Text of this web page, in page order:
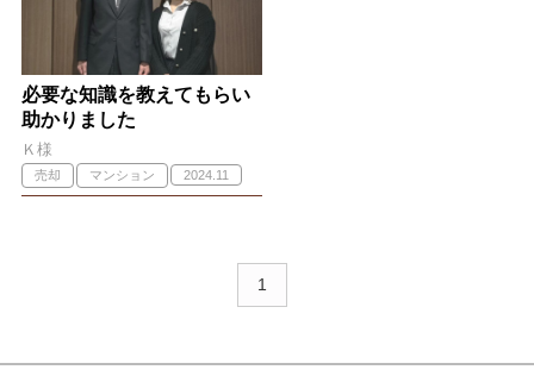
必要な知識を教えてもらい
助かりました
Ｋ様
売却 マンション 2024.11
1